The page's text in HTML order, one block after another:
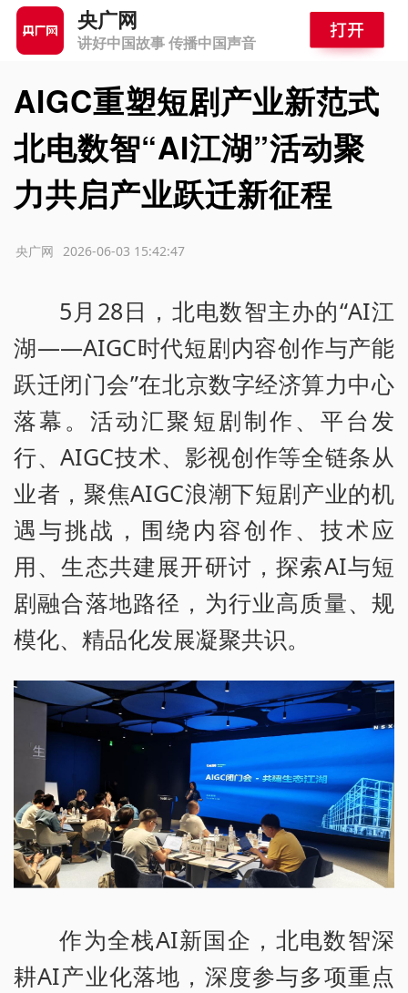
央广网
讲好中国故事 传播中国声音
AIGC重塑短剧产业新范式
北电数智“AI江湖”活动聚
力共启产业跃迁新征程
2026-06-03 15:42:47
央广网
5月28日，北电数智主办的“AI江
湖——AIGC时代短剧内容创作与产能
跃迁闭门会”在北京数字经济算力中心
落幕。活动汇聚短剧制作、平台发
行、AIGC技术、影视创作等全链条从
业者，聚焦AIGC浪潮下短剧产业的机
遇与挑战，围绕内容创作、技术应
用、生态共建展开研讨，探索AI与短
剧融合落地路径，为行业高质量、规
模化、精品化发展凝聚共识。
作为全栈AI新国企，北电数智深
耕AI产业化落地，深度参与多项重点